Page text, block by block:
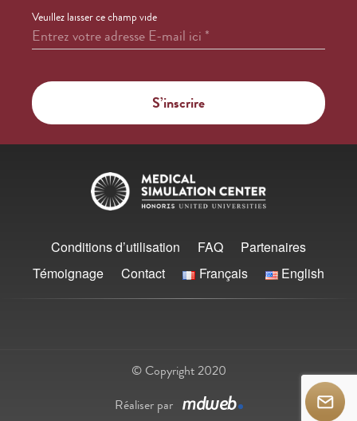
Veuillez laisser ce champ vide
Entrez votre adresse E-mail ici*
Conditions d’utilisation FAQ
Partenaires
Témoignage
Contact Français English
© Copyright 2020
Réaliser par